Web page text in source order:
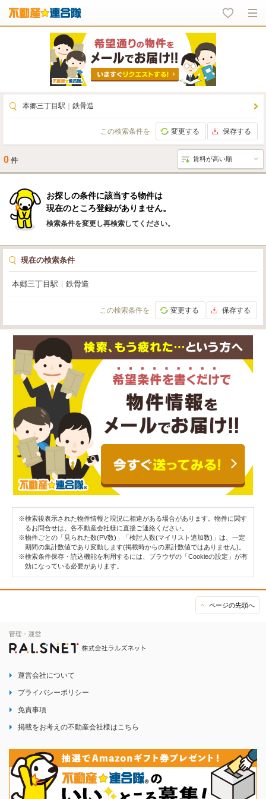
本郷三丁目駅 鉄骨造
この検索条件を 変更する 保存する
0 件
お探しの条件に該当する物件は
現在のところ登録がありません。
検索条件を変更し再検索してください。
現在の検索条件
本郷三丁目駅 鉄骨造
この検索条件を 変更する 保存する
※検索後表示された物件情報と現況に相違がある場合があります。物件に関す
るお問合せは、各不動産会社様に直接ご連絡ください。
※物件ごとの「見られた数(PV数)」「検討人数(マイリスト追加数)」は、一定
期間の集計数値であり変動します(掲載時からの累計数値ではありません)。
※検索条件保存・読込機能を利用するには、ブラウザの「Cookieの設定」が有
効になっている必要があります。
ページの先頭へ
運営会社について
プライバシーポリシー
免責事項
掲載をお考えの不動産会社様はこちら